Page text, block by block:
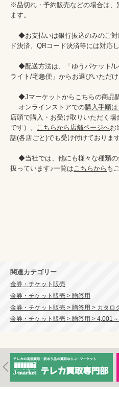
※品切れ・予約販売などの場合は、
ます。
ド決済、QRコード決済等には対応
ライト/宅急便」からお選びいただけ
    オンラインストアでの
購入手順
店頭で購入・お受け取りいただく
です）。
こちらから店舗ページへお
話(各店ごと)でも受け付けております
扱っています♪一覧は こちらから
関連カテゴリー
金券・チケット販売
金券・チケット販売 > 贈答用
金券・チケット販売 > 贈答用 > カタロ
金券・チケット販売 > 贈答用 > 4,001